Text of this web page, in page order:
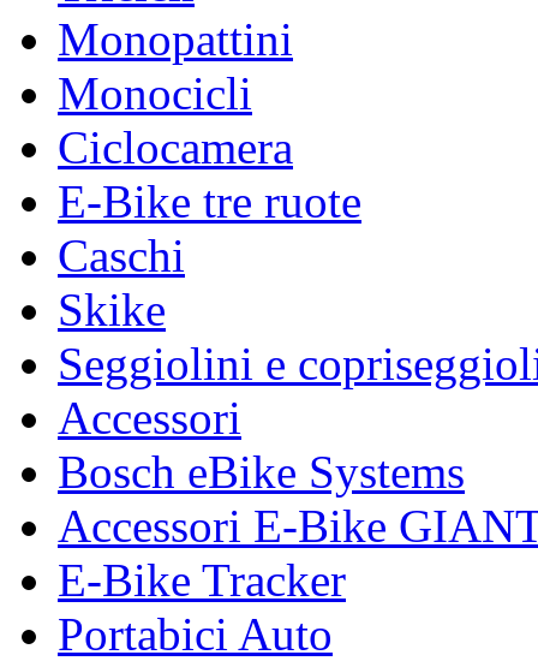
Monopattini
Monocicli
Ciclocamera
E-Bike tre ruote
Caschi
Skike
Seggiolini e
Accessori
Bosch eBike Systems
Accessori E-Bike
E-Bike Tracker
Portabici Auto